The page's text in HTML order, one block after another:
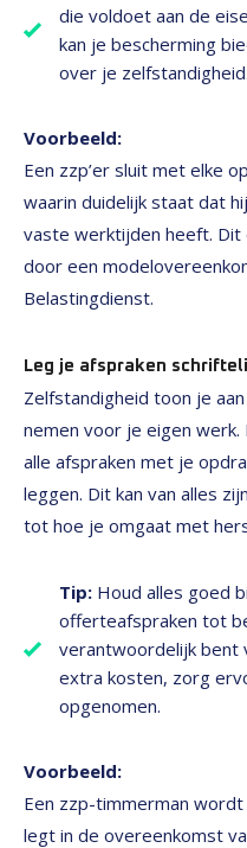
die voldoet aan de
kan je bescherming
over je zelfstandigheid.
Voorbeeld:
Een zzp’er sluit met elke
waarin duidelijk staat dat
vaste werktijden heeft.
door een
Belastingdienst.
Leg je afspraken
Zelfstandigheid toon je
nemen voor je eigen
alle afspraken met je
leggen. Dit kan van alles
tot hoe je omgaat met
Tip: Houd alles goed
offerteafspraken tot
verantwoordelijk bent
extra kosten, zorg
opgenomen.
Voorbeeld:
Een zzp-timmerman
legt in de overeenkomst